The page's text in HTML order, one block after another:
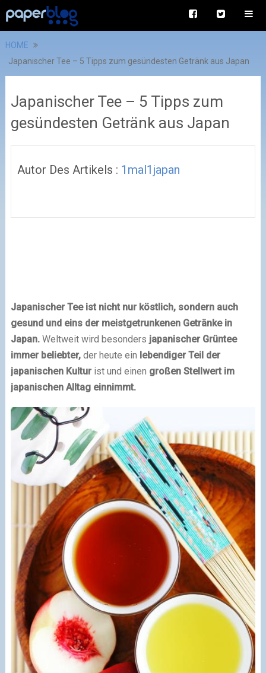
HOME
Japanischer Tee – 5 Tipps zum gesündesten Getränk aus Japan
Japanischer Tee – 5 Tipps zum
gesündesten Getränk aus Japan
Autor Des Artikels : 1mal1japan
Japanischer Tee ist nicht nur köstlich, sondern auch
gesund und eins der meistgetrunkenen Getränke in
Japan. Weltweit wird besonders japanischer Grüntee
immer beliebter,der heute ein lebendiger Teil der
japanischen Kultur ist und einen großen Stellwert im
japanischen Alltag einnimmt.